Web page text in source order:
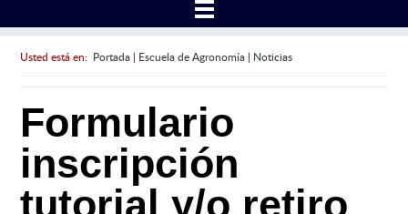
Usted está en: Portada| Escuela de Agronomía| Noticias
Formulario
inscripción